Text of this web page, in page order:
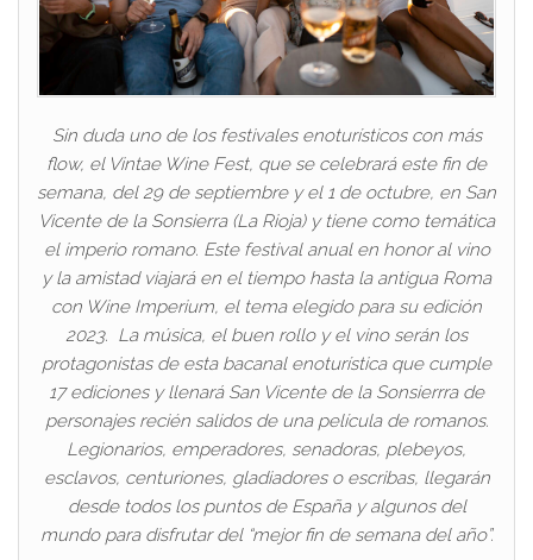
Sin duda uno de los festivales enoturísticos con más
flow, el Vintae Wine Fest, que se celebrará este fin de
semana, del 29 de septiembre y el 1 de octubre, en San
Vicente de la Sonsierra (La Rioja) y tiene como temática
el imperio romano. Este festival anual en honor al vino
y la amistad viajará en el tiempo hasta la antigua Roma
con Wine Imperium, el tema elegido para su edición
2023. La música, el buen rollo y el vino serán los
protagonistas de esta bacanal enoturística que cumple
17 ediciones y llenará San Vicente de la Sonsierrra de
personajes recién salidos de una película de romanos.
Legionarios, emperadores, senadoras, plebeyos,
esclavos, centuriones, gladiadores o escribas, llegarán
desde todos los puntos de España y algunos del
mundo para disfrutar del “mejor fin de semana del año”.